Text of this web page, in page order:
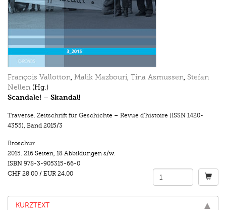
François Vallotton, Malik Mazbouri, Tina Asmussen, Stefan
Nellen (Hg.)
Scandale! – Skandal!
Traverse. Zeitschrift für Geschichte – Revue d’histoire (ISSN 1420-
4355), Band 2015/3
Broschur
2015. 216 Seiten, 18 Abbildungen s/w.
ISBN 978-3-905315-66-0
CHF 28.00 / EUR 24.00
KURZTEXT